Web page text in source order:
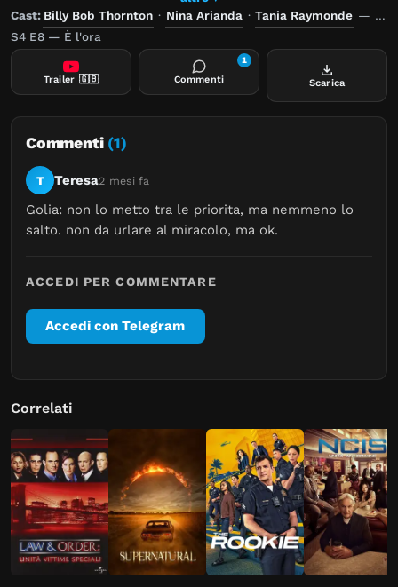
contro il più importante cliente dell'imponente studio
legale che ha contribuito a creare, Billy e il suo
improvvisato staff scoprono una vasta cospirazione che li
porterà a scontrarsi con un odierno Golia.
Cast: Billy Bob Thornton · Nina Arianda · Tania Raymonde —
S4 E8 — È l'ora
Trailer 🇬🇧 Commenti
1
Scarica
Commenti (1)
T Teresa2 mesi fa
Golia: non lo metto tra le priorita, ma nemmeno lo
salto. non da urlare al miracolo, ma ok.
ACCEDI PER COMMENTARE
Accedi con Telegram
Correlati